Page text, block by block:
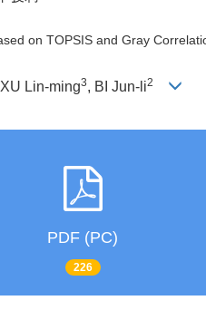
on TOPSIS and Gray
Lin-ming3, BI Jun-li2
PDF (PC)
226